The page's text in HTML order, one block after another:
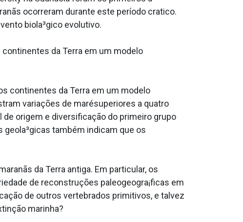
ocorreram durante este período cra­tico.
biola³gico evolutivo.
da Terra em um modelo
continentes da Terra em um modelo
variações de marésuperiores a quatro
origem e diversificação do primeiro grupo
também indicam que os
da Terra antiga. Em particular, os
de reconstruções paleogeogra¡ficas em
de outros vertebrados primitivos, e talvez
marinha?